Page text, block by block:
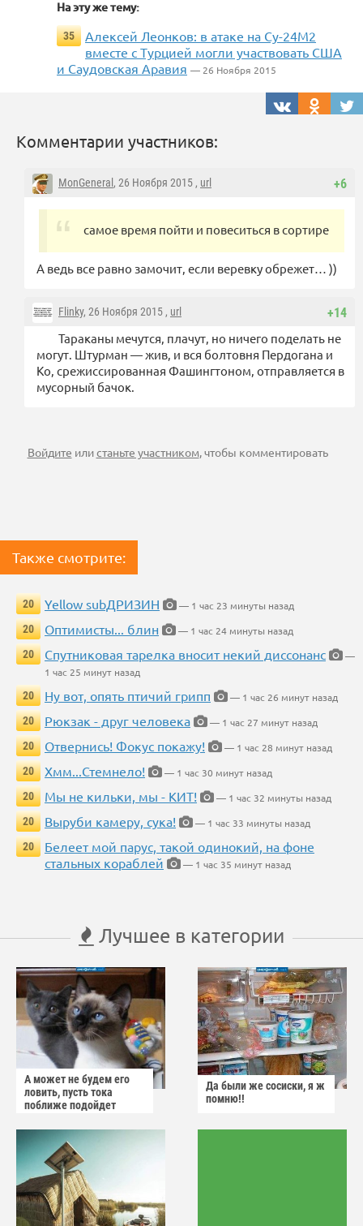
На эту же тему:
35
Алексей Леонков: в атаке на Су-24М2
вместе с Турцией могли участвовать США
и Саудовская Аравия — 26 Ноября 2015
Комментарии участников:
+6
MonGeneral , 26 Ноября 2015 , url
самое время пойти и повеситься в сортире
А ведь все равно замочит, если веревку обрежет… ))
+14
Flinky, 26 Ноября 2015 , url
Тараканы мечутся, плачут, но ничего поделать не
могут. Штурман — жив, и вся болтовня Пердогана и
Ко, срежиссированная Фашингтоном, отправляется в
мусорный бачок.
Войдите илистаньте участником, чтобы комментировать
Также смотрите:
20 Yellow subДРИЗИН
— 1 час 23 минуты назад
20
Оптимисты... блин
— 1 час 24 минуты назад
20
Спутниковая тарелка вносит некий диссонанс
—
1 час 25 минут назад
20
Ну вот, опять птичий грипп
— 1 час 26 минут назад
20
Рюкзак - друг человека
— 1 час 27 минут назад
20
Отвернись! Фокус покажу!
— 1 час 28 минут назад
20
Хмм...Стемнело!
— 1 час 30 минут назад
20
Мы не кильки, мы - КИТ!
— 1 час 32 минуты назад
20
Выруби камеру, сука!
— 1 час 33 минуты назад
20
Белеет мой парус, такой одинокий, на фоне
стальных кораблей
— 1 час 35 минут назад
Лучшее в категории
А может не будем его
ловить, пусть тока
поближе подойдет
Да были же сосиски, я ж
помню!!